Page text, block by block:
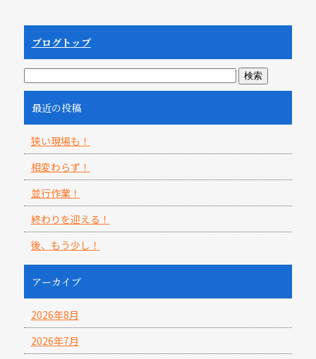
ブログトップ
最近の投稿
狭い現場も！
相変わらず！
並行作業！
終わりを迎える！
後、もう少し！
アーカイブ
2026年8月
2026年7月